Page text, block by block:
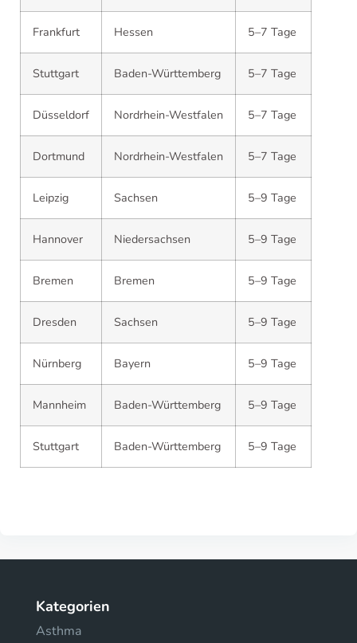
Frankfurt Hessen 5–7 Tage
Stuttgart Baden-Württemberg 5–7 Tage
Düsseldorf Nordrhein-Westfalen 5–7 Tage
Dortmund Nordrhein-Westfalen 5–7 Tage
Leipzig Sachsen 5–9 Tage
Hannover Niedersachsen 5–9 Tage
Bremen Bremen 5–9 Tage
Dresden Sachsen 5–9 Tage
Nürnberg Bayern 5–9 Tage
Mannheim Baden-Württemberg 5–9 Tage
Stuttgart Baden-Württemberg 5–9 Tage
Kategorien
Asthma